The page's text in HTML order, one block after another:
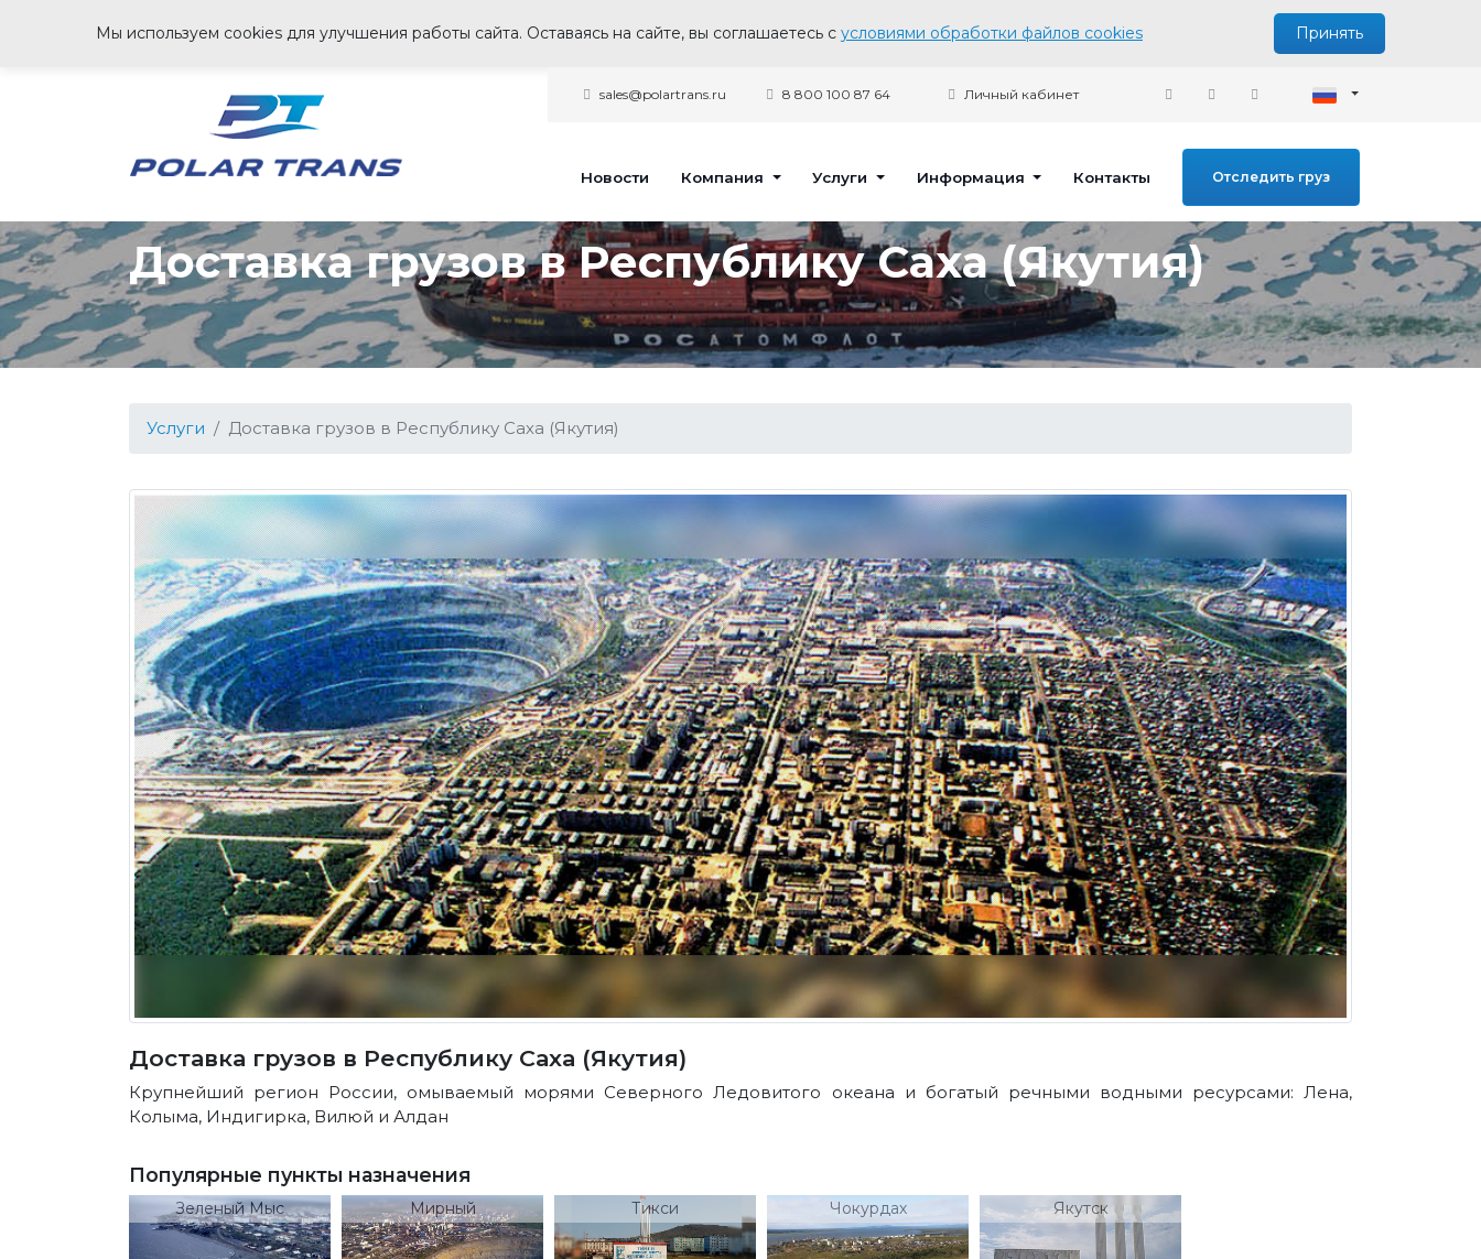
Мы используем cookies для улучшения работы сайта. Оставаясь на сайте, вы соглашаетесь с условиями обработки файлов cookies Принять
sales@polartrans.ru 8 800 100 87 64 Личный кабинет
Новости Компания Услуги Информация Контакты Отследить груз
Доставка грузов в Республику Саха (Якутия)
Услуги Доставка грузов в Республику Саха (Якутия)
Доставка грузов в Республику Саха (Якутия)
Крупнейший регион России, омываемый морями Северного Ледовитого океана и богатый речными водными ресурсами: Лена,
Колыма, Индигирка, Вилюй и Алдан
Популярные пункты назначения
Зеленый Мыс Мирный Тикси Чокурдах Якутск